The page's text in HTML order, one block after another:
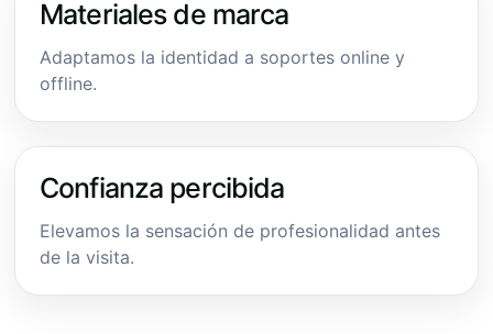
Materiales de marca
Adaptamos la identidad a soportes online y
offline.
Confianza percibida
Elevamos la sensación de profesionalidad antes
de la visita.